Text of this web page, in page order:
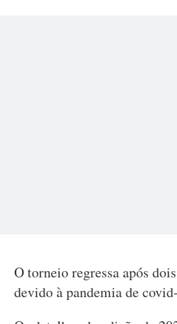
O torneio regressa após
devido à pandemia de